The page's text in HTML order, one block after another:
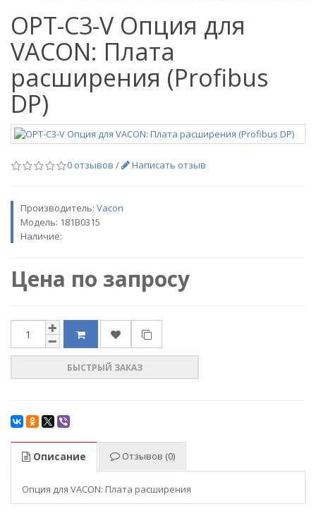
OPT-C3-V Опция для
VACON: Плата
расширения (Profibus
DP)
0 отзывов / Написать отзыв
Производитель: Vacon
Модель: 181B0315
Наличие:
Цена по запросу
БЫСТРЫЙ ЗАКАЗ
Описание Отзывов (0)
Опция для VACON: Плата расширения